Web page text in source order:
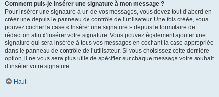
Comment puis-je insérer une signature à mon message ?
Pour insérer une signature à un de vos messages, vous devez tout d’abord en
créer une depuis le panneau de contrôle de l’utilisateur. Une fois créée, vous
pouvez cocher la case « Insérer une signature » depuis le formulaire de
rédaction afin d’insérer votre signature. Vous pouvez également ajouter une
signature qui sera insérée à tous vos messages en cochant la case appropriée
dans le panneau de contrôle de l’utilisateur. Si vous choisissez cette dernière
option, il ne vous sera plus utile de spécifier sur chaque message votre souhait
d’insérer votre signature.
Haut